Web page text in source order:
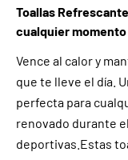
Toallas
cualquier momento
Vence al calor y
que te lleve el día.
perfecta para
renovado durante
deportivas.Estas